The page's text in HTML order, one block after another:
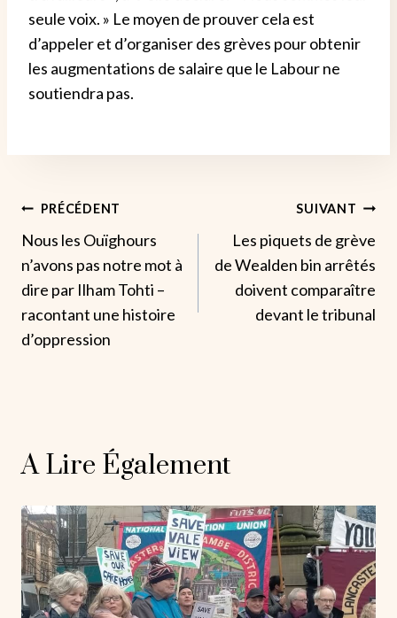
seule voix. » Le moyen de prouver cela est
d’appeler et d’organiser des grèves pour obtenir
les augmentations de salaire que le Labour ne
soutiendra pas.
Navigation
De
L’article
PRÉCÉDENT
Nous les Ouïghours
n’avons pas notre mot à
dire par Ilham Tohti –
racontant une histoire
d’oppression
SUIVANT
Les piquets de grève
de Wealden bin arrêtés
doivent comparaître
devant le tribunal
A Lire Également